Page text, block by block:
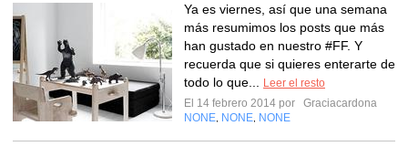
Ya es viernes, así que una semana
más resumimos los posts que más
han gustado en nuestro #FF. Y
recuerda que si quieres enterarte de
todo lo que...
Leer el resto
El 14 febrero 2014 por
Graciacardona
NONE NONE NONE